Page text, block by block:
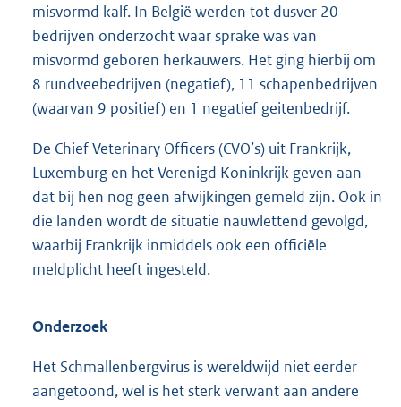
misvormd kalf. In België werden tot dusver 20
bedrijven onderzocht waar sprake was van
misvormd geboren herkauwers. Het ging hierbij om
8 rundveebedrijven (negatief), 11 schapenbedrijven
(waarvan 9 positief) en 1 negatief geitenbedrijf.
De Chief Veterinary Officers (CVO’s) uit Frankrijk,
Luxemburg en het Verenigd Koninkrijk geven aan
dat bij hen nog geen afwijkingen gemeld zijn. Ook in
die landen wordt de situatie nauwlettend gevolgd,
waarbij Frankrijk inmiddels ook een officiële
meldplicht heeft ingesteld.
Onderzoek
Het Schmallenbergvirus is wereldwijd niet eerder
aangetoond, wel is het sterk verwant aan andere